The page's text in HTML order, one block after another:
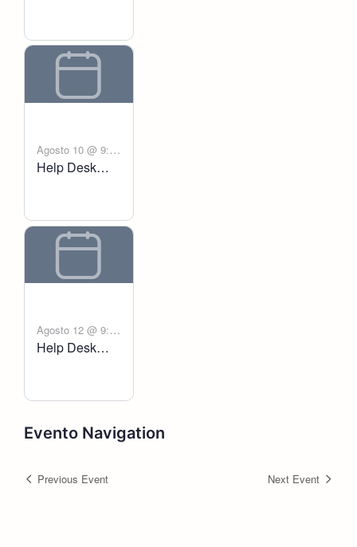
Agosto 10 @ 9:00
am - 6:00 pm
Help Desk
Agosto 12 @ 9:00
am - 6:00 pm
Help Desk
Evento Navigation
Previous Event Next Event